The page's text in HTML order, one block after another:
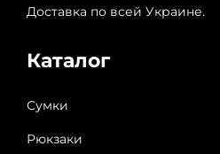
Доставка по всей Украине.
Каталог
Сумки
Рюкзаки